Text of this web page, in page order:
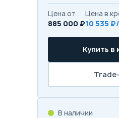
Цена от
885 000 ₽
Цена в
10 535
Купить в
В наличии